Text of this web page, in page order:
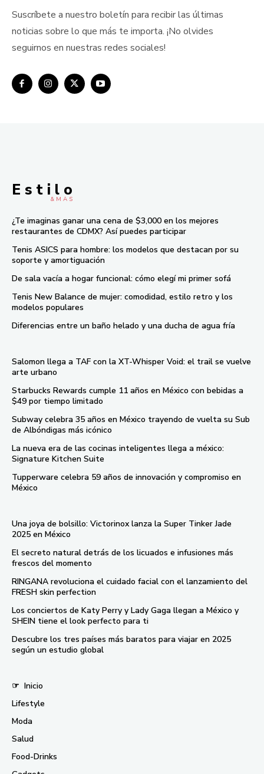
Suscríbete a nuestro boletín para recibir las últimas
noticias sobre lo que más te importa. ¡No olvides
seguirnos en nuestras redes sociales!
E s t i l o
& M À S
¿Te imaginas ganar una cena de $3,000 en los mejores
restaurantes de CDMX? Así puedes participar
Tenis ASICS para hombre: los modelos que destacan por su
soporte y amortiguación
De sala vacía a hogar funcional: cómo elegí mi primer sofá
Tenis New Balance de mujer: comodidad, estilo retro y los
modelos populares
Diferencias entre un baño helado y una ducha de agua fría
Salomon llega a TAF con la XT-Whisper Void: el trail se vuelve
arte urbano
Starbucks Rewards cumple 11 años en México con bebidas a
$49 por tiempo limitado
Subway celebra 35 años en México trayendo de vuelta su Sub
de Albóndigas más icónico
La nueva era de las cocinas inteligentes llega a méxico:
Signature Kitchen Suite
Tupperware celebra 59 años de innovación y compromiso en
México
Una joya de bolsillo: Victorinox lanza la Super Tinker Jade
2025 en México
El secreto natural detrás de los licuados e infusiones más
frescos del momento
RINGANA revoluciona el cuidado facial con el lanzamiento del
FRESH skin perfection
Los conciertos de Katy Perry y Lady Gaga llegan a México y
SHEIN tiene el look perfecto para ti
Descubre los tres países más baratos para viajar en 2025
según un estudio global
☞ Inicio
Lifestyle
Moda
Salud
Food-Drinks